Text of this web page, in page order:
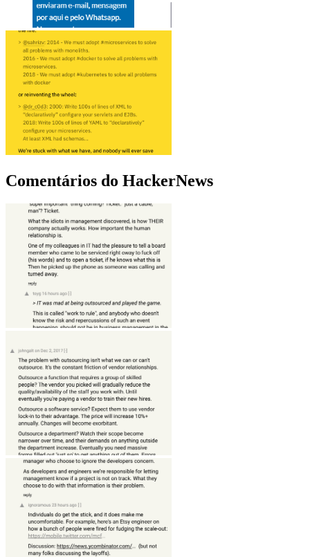
Comentários do HackerNews